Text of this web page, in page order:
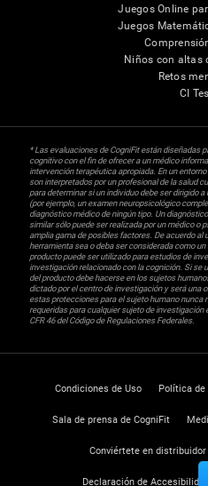
Juegos Online
Juegos
Niños con altas
Retos
CI
* Las evaluaciones de CogniFit están diseñadas
cognitivo con el fin de ofrecer a un médico
intervención terapéutica apropiada. En un
son interpretados por un profesional de la salud
para determinar si un individuo debe ser dirigido
(por ejemplo, un examen neuropsicológico
diagnóstico médico de ningún tipo. Un
similar sólo puede ser realizada por un médico o
amplia gama de posibles factores. De acuerdo al
herramienta sea o deba ser considerada como
producto puede ser utilizado para estudios de
investigación relacionado con la cognición. Si se
del producto debe hacerse en los sujetos
dictado por el centro de investigación y será una
estas protecciones para el sujeto humano nunca
requeridas para cualquier sujeto de investigación
CFR 46 del Código de Regulaciones Federales.
Condiciones de Uso Política de
Sala de prensa de CogniFit
Conviértete en distribuidor
Declaración de Accesibilidad